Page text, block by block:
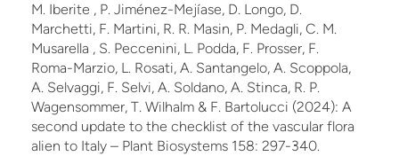
M. Iberite , P. Jiménez-Mejíase, D. Longo, D.
Marchetti, F. Martini, R. R. Masin, P. Medagli, C. M.
Musarella , S. Peccenini, L. Podda, F. Prosser, F.
Roma-Marzio, L. Rosati, A. Santangelo, A. Scoppola,
A. Selvaggi, F. Selvi, A. Soldano, A. Stinca, R. P.
Wagensommer, T. Wilhalm & F. Bartolucci (2024): A
second update to the checklist of the vascular flora
alien to Italy – Plant Biosystems 158: 297-340.